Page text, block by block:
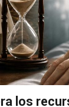
los